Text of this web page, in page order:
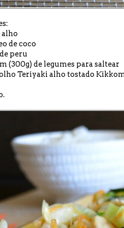
alho
de coco
peru
(300g) de legumes para saltear
Teriyaki alho tostado